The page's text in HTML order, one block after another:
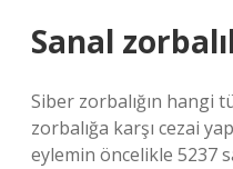
Sanal
Siber zorbalığın hangi
zorbalığa karşı cezai
eylemin öncelikle 5237